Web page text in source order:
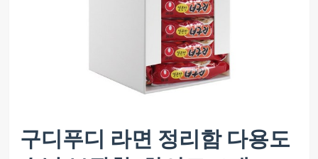
구디푸디 라면 정리함 다용도